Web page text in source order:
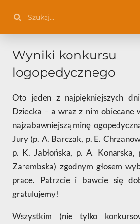
treści
Wyniki konkursu
logopedycznego
Oto jeden z najpiękniejszych
Dziecka – a wraz z nim obiecane
najzabawniejszą minę
Jury (p. A. Barczak, p. E.
p. K. Jabłońska, p. A. Konarska,
Zarembska) zgodnym głosem
prace. Patrzcie i bawcie się
gratulujemy!
Wszystkim (nie tylko